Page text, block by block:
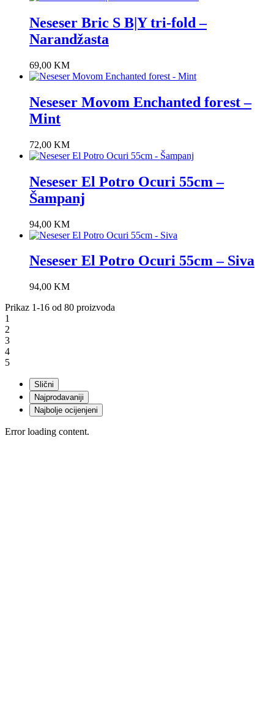
Neseser Bric S B|Y tri-fold –
Narandžasta
69,00 KM
Neseser Movom Enchanted forest –
Mint
72,00 KM
Neseser El Potro Ocuri 55cm –
Šampanj
94,00 KM
Neseser El Potro Ocuri 55cm – Siva
94,00 KM
Prikaz 1-16 od 80 proizvoda
1
2
3
4
5
Slični
Najprodavaniji
Najbolje ocijenjeni
Error loading content.